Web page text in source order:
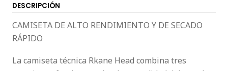
DESCRIPCIÓN
CAMISETA DE ALTO RENDIMIENTO Y DE SECADO
RÁPIDO
La camiseta técnica Rkane Head combina tres